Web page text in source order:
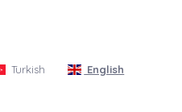
Turkish English